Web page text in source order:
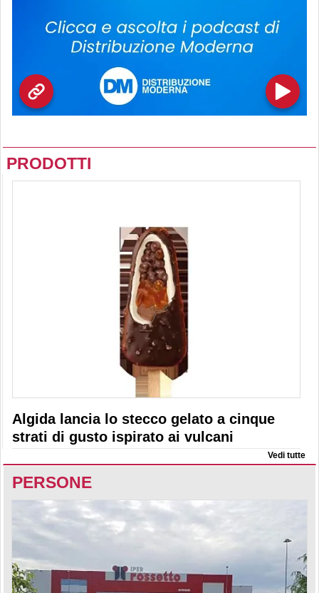
PRODOTTI
Algida lancia lo stecco gelato a cinque
strati di gusto ispirato ai vulcani
Vedi tutte
PERSONE